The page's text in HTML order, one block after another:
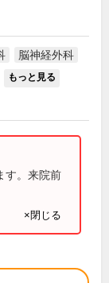
脳神経外科
もっと見る
す。来院前
×閉じる